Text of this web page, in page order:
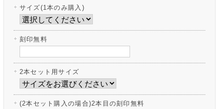
サイズ(1本のみ購入)
刻印無料
2本セット用サイズ
(2本セット購入の場合)2本目の刻印無料